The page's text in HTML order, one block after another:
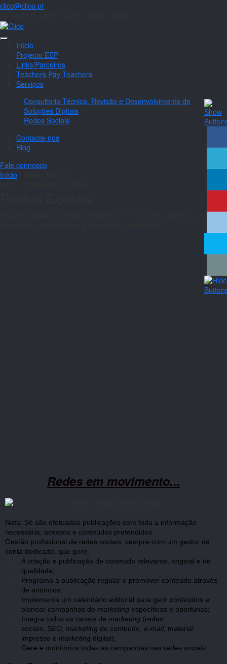
clico@clico.pt
Início
Projecto EEP
Links/Parceiros
Teachers Pay Teachers
Serviços
Consultoria Técnica, Revisão e Desenvolvimento de
Soluções Digitais
Redes Sociais
Contacte-nos
Blog
Fale connosco
Início
Redes em movimento...
Nota: Só são efetuadas publicações com toda a informação
necessária, acessos e conteúdos pretendidos.
Gestão profissional de redes sociais, sempre com um gestor de
conta dedicado, que gere:
A criação e publicação de conteúdo relevante, original e de
qualidade;
Programa a publicação regular e promover conteúdo através
de anúncios;
Implementa um calendário editorial para gerir conteúdos e
planear campanhas de marketing específicas e oportunas;
Integra todos os canais de marketing (redes
sociais, SEO, marketing de conteúdo, e-mail , material
impresso e marketing digital);
Gere e monitoriza todas as campanhas nas redes sociais